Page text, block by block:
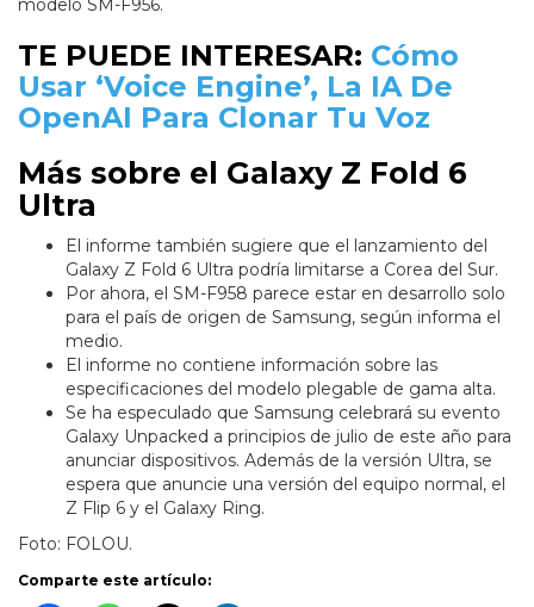
modelo SM-F956.
TE PUEDE INTERESAR: Cómo
Usar ‘Voice Engine’, La IA De
OpenAI Para Clonar Tu Voz
Más sobre el Galaxy Z Fold 6
Ultra
El informe también sugiere que el lanzamiento del
Galaxy Z Fold 6 Ultra podría limitarse a Corea del Sur.
Por ahora, el SM-F958 parece estar en desarrollo solo
para el país de origen de Samsung, según informa el
medio.
El informe no contiene información sobre las
especificaciones del modelo plegable de gama alta.
Se ha especulado que Samsung celebrará su evento
Galaxy Unpacked a principios de julio de este año para
anunciar dispositivos. Además de la versión Ultra, se
espera que anuncie una versión del equipo normal, el
Z Flip 6 y el Galaxy Ring.
Foto: FOLOU.
Comparte este artículo: